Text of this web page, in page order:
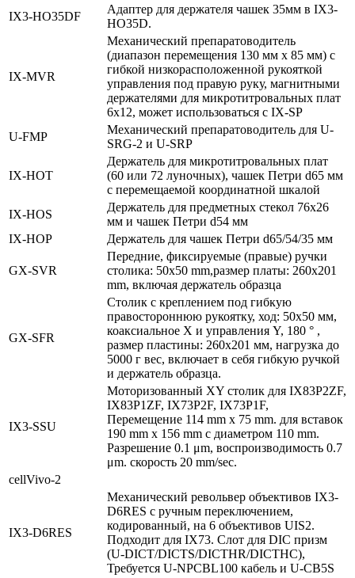
IX3‑HO35DF
Адаптер для держателя чашек 35мм в IX3-
HO35D.
IX‑MVR
Механический препаратоводитель
(диапазон перемещения 130 мм x 85 мм) с
гибкой низкорасположенной рукояткой
управления под правую руку, магнитными
держателями для микротитровальных плат
6х12, может использоваться с IX-SP
U‑FMP
Механический препаратоводитель для U-
SRG-2 и U-SRP
IX‑HOT
Держатель для микротитровальных плат
(60 или 72 луночных), чашек Петри d65 мм
с перемещаемой координатной шкалой
IX‑HOS
Держатель для предметных стекол 76х26
мм и чашек Петри d54 мм
IX‑HOP
Держатель для чашек Петри d65/54/35 мм
GX‑SVR
Передние, фиксируемые (правые) ручки
столика: 50x50 mm,размер платы: 260x201
mm, включая держатель образца
GX‑SFR
Столик с креплением под гибкую
правостороннюю рукоятку, ход: 50x50 мм,
коаксиальное X и управления Y, 180 ° ,
размер пластины: 260x201 мм, нагрузка до
5000 г вес, включает в себя гибкую ручкой
и держатель образца.
IX3‑SSU
Моторизованный XY столик для IX83P2ZF,
IX83P1ZF, IX73P2F, IX73P1F,
Перемещение 114 mm x 75 mm. для вставок
190 mm x 156 mm с диаметром 110 mm.
Разрешение 0.1 μm, воспроизводимость 0.7
μm. скорость 20 mm/sec.
cellVivo‑2
IX3‑D6RES
Механический револьвер объективов IX3-
D6RES с ручным переключением,
кодированный, на 6 объективов UIS2.
Подходит для IX73. Слот для DIC призм
(U-DICT/DICTS/DICTHR/DICTHC),
Требуется U-NPCBL100 кабель и U-CB5S